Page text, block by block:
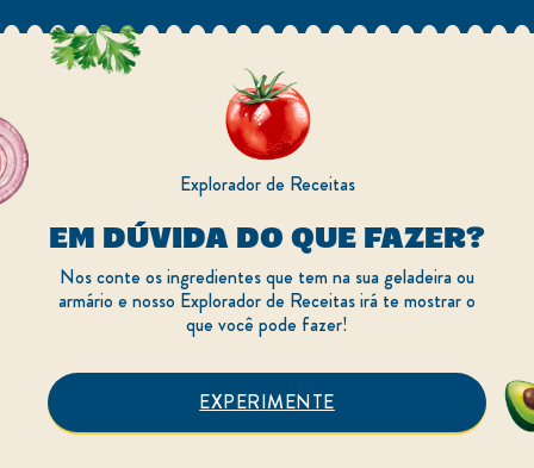
Explorador de Receitas
EM DÚVIDA DO QUE FAZER?
Nos conte os ingredientes que tem na sua geladeira ou
armário e nosso Explorador de Receitas irá te mostrar o
que você pode fazer!
EXPERIMENTE